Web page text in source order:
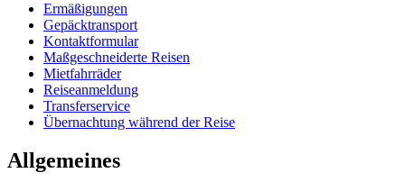
Ermäßigungen
Gepäcktransport
Kontaktformular
Maßgeschneiderte Reisen
Mietfahrräder
Reiseanmeldung
Transferservice
Übernachtung während der Reise
Allgemeines